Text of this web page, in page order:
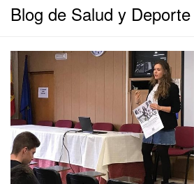
Blog de Salud y Deporte